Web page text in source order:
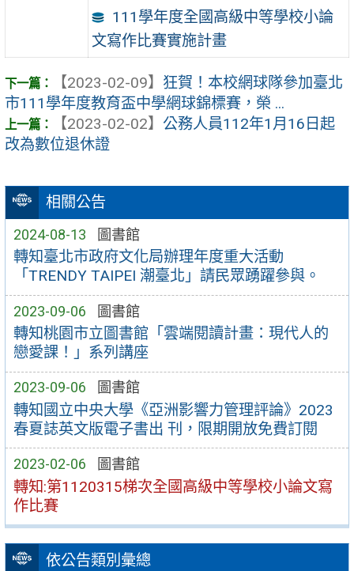
相關公告
2024-08-13 圖書館
轉知臺北市政府文化局辦理年度重大活動
「TRENDY TAIPEI 潮臺北」請民眾踴躍參與。
2023-09-06 圖書館
轉知桃園市立圖書館「雲端閱讀計畫：現代人的
戀愛課！」系列講座
2023-09-06 圖書館
轉知國立中央大學《亞洲影響力管理評論》2023
春夏誌英文版電子書出 刊，限期開放免費訂閱
2023-02-06 圖書館
轉知:第1120315梯次全國高級中等學校小論文寫
作比賽
依公告類別彙總
111學年度全國高級中等學校小論
文寫作比賽實施計畫
【2023-02-09】 狂賀！本校網球隊參加臺北
市111學年度教育盃中學網球錦標賽，榮 ...
【2023-02-02】 公務人員112年1月16日起
改為數位退休證